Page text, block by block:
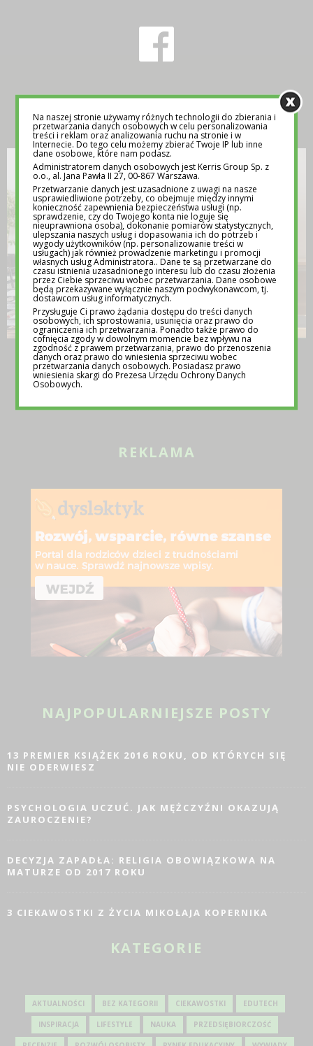
INSPIRACJA
TEMATY NA LEKCJE WYCHOWAWCZE –
POMOC DLA NAUCZYCIELI
REKLAMA
NAJPOPULARNIEJSZE POSTY
13 PREMIER KSIĄŻEK 2016 ROKU, OD KTÓRYCH SIĘ
NIE ODERWIESZ
PSYCHOLOGIA UCZUĆ. JAK MĘŻCZYŹNI OKAZUJĄ
ZAUROCZENIE?
DECYZJA ZAPADŁA: RELIGIA OBOWIĄZKOWA NA
MATURZE OD 2017 ROKU
3 CIEKAWOSTKI Z ŻYCIA MIKOŁAJA KOPERNIKA
KATEGORIE
AKTUALNOŚCI BEZ KATEGORII CIEKAWOSTKI EDUTECH
INSPIRACJA LIFESTYLE NAUKA PRZEDSIĘBIORCZOŚĆ
Na naszej stronie używamy różnych technologii do zbierania i
przetwarzania danych osobowych w celu personalizowania
treści i reklam oraz analizowania ruchu na stronie i w
Internecie. Do tego celu możemy zbierać Twoje IP lub inne
dane osobowe, które nam podasz.
Administratorem danych osobowych jest Kerris Group Sp. z
o.o., al. Jana Pawła II 27, 00-867 Warszawa.
Przetwarzanie danych jest uzasadnione z uwagi na nasze
usprawiedliwione potrzeby, co obejmuje między innymi
konieczność zapewnienia bezpieczeństwa usługi (np.
sprawdzenie, czy do Twojego konta nie loguje się
nieuprawniona osoba), dokonanie pomiarów statystycznych,
ulepszania naszych usług i dopasowania ich do potrzeb i
wygody użytkowników (np. personalizowanie treści w
usługach) jak również prowadzenie marketingu i promocji
własnych usług Administratora.. Dane te są przetwarzane do
czasu istnienia uzasadnionego interesu lub do czasu złożenia
przez Ciebie sprzeciwu wobec przetwarzania. Dane osobowe
będą przekazywane wyłącznie naszym podwykonawcom, tj.
dostawcom usług informatycznych.
Przysługuje Ci prawo żądania dostępu do treści danych
osobowych, ich sprostowania, usunięcia oraz prawo do
ograniczenia ich przetwarzania. Ponadto także prawo do
cofnięcia zgody w dowolnym momencie bez wpływu na
zgodność z prawem przetwarzania, prawo do przenoszenia
danych oraz prawo do wniesienia sprzeciwu wobec
przetwarzania danych osobowych. Posiadasz prawo
wniesienia skargi do Prezesa Urzędu Ochrony Danych
Osobowych.